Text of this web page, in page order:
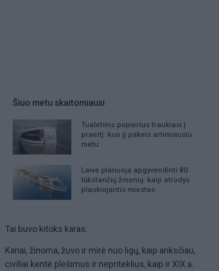
Šiuo metu skaitomiausi
Tualetinis popierius traukiasi į
praeitį: kuo jį pakeis artimiausiu
metu
Laive planuoja apgyvendinti 80
tūkstančių žmonių: kaip atrodys
plaukiojantis miestas
Tai buvo kitoks karas.
Kariai, žinoma, žuvo ir mirė nuo ligų, kaip anksčiau,
civiliai kentė plėšimus ir nepriteklius, kaip ir XIX a.